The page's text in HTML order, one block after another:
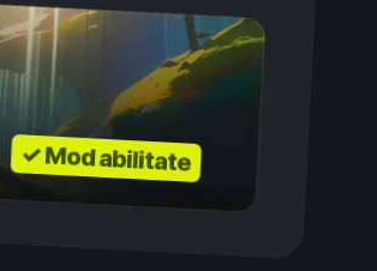
✓ Mod abilitate